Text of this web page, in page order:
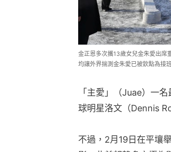
金正恩多次攜13歲女兒金朱愛出席
均讓外界揣測金朱愛已被欽點為接
「主愛」（Juae）一
球明星洛文（Dennis
不過，2月19日在平壤